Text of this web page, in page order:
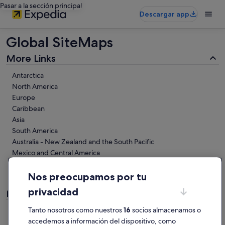
Pasar a la sección principal
Descargar app
Global SiteMaps
More Links
Antarctica
North America
Europe
Caribbean
Asia
South America
Australia - New Zealand and the South Pacific
Mexico and Central America
Africa
Links
https://www.expedia.es/Destinos-En-
Europa.d6022967.Destinos-Vuelo
Nos preocupamos por tu
privacidad
Tanto nosotros como nuestros16 socios almacenamos o
accedemos a información del dispositivo, como